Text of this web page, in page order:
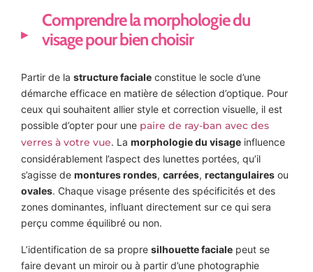
Comprendre la morphologie du
visage pour bien choisir
Partir de la structure faciale constitue le socle d’une
démarche efficace en matière de sélection d’optique. Pour
ceux qui souhaitent allier style et correction visuelle, il est
possible d’opter pour une paire de ray-ban avec des
verres à votre vue. La morphologie du visage influence
considérablement l’aspect des lunettes portées, qu’il
s’agisse de montures rondes, carrées, rectangulaires ou
ovales. Chaque visage présente des spécificités et des
zones dominantes, influant directement sur ce qui sera
perçu comme équilibré ou non.
L’identification de sa propre silhouette faciale peut se
faire devant un miroir ou à partir d’une photographie